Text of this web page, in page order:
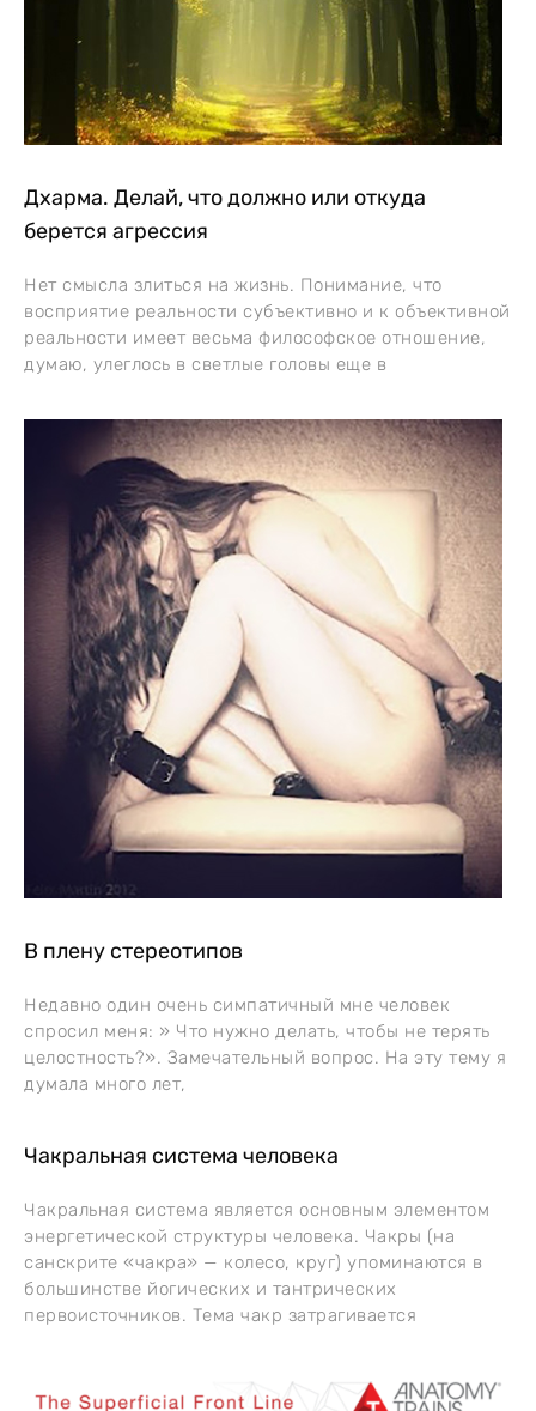
Дхарма. Делай, что должно или откуда
берется агрессия
Нет смысла злиться на жизнь. Понимание, что
восприятие реальности субъективно и к объективной
реальности имеет весьма философское отношение,
думаю, улеглось в светлые головы еще в
В плену стереотипов
Недавно один очень симпатичный мне человек
спросил меня: » Что нужно делать, чтобы не терять
целостность?». Замечательный вопрос. На эту тему я
думала много лет,
Чакральная система человека
Чакральная система является основным элементом
энергетической структуры человека. Чакры (на
санскрите «чакра» — колесо, круг) упоминаются в
большинстве йогических и тантрических
первоисточников. Тема чакр затрагивается